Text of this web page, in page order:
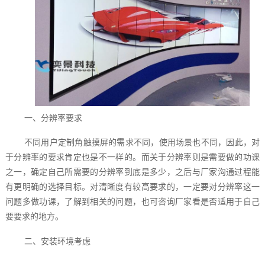
一、分辨率要求
不同用户定制角触摸屏的需求不同，使用场景也不同，因此，对
于分辨率的要求肯定也是不一样的。而关于分辨率则是需要做的功课
之一，确定自己所需要的分辨率到底是多少，之后与厂家沟通过程能
有更明确的选择目标。对清晰度有较高要求的，一定要对分辨率这一
问题多做功课，了解到相关的问题，也可咨询厂家看是否适用于自己
要要求的地方。
二、安装环境考虑